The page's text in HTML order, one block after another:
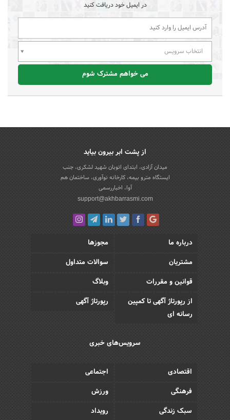
در ایمیل خود دریافت کنید
انتخاب سرویس
می خواهم مشترک شوم
از پشت ابر بیرون بیاید
میدان آزادی، ابتدای اتوبان شهید لشکری، جنب
ایستگاه مترو بیمه، کارخانه نوآوری، ساختمان هم
آوا، اخباررسمی
support@akhbarrasmi.com
درباره ما
مجوزها
مشتریان
سوالات متداول
قوانین و مقررات
وبلاگ
از رپورتاژ آگهی تا کمپین
رسانه ای
رپورتاژ آگهی
سرویس‌های خبری
اقتصادی
اجتماعی
فرهنگی
ورزش
سبک زندگی
رویداد